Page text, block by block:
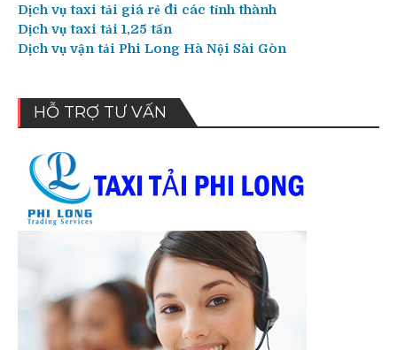
Dịch vụ taxi tải giá rẻ đi các tỉnh thành
Dịch vụ taxi tải 1,25 tấn
Dịch vụ vận tải Phi Long Hà Nội Sài Gòn
HỖ TRỢ TƯ VẤN